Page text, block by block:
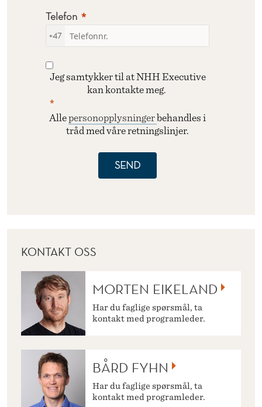
Telefon
+47
Jeg samtykker til at NHH Executive
kan kontakte meg.
Allepersonopplysninger behandles i
tråd med våre retningslinjer.
SEND
KONTAKT OSS
MORTEN EIKELAND
Har du faglige spørsmål, ta
kontakt med programleder.
BÅRD FYHN
Har du faglige spørsmål, ta
kontakt med programleder.